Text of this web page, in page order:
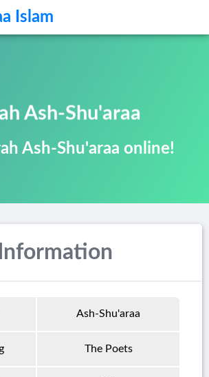
Islam
Ash-Shu'araa
Ash-Shu'araa online!
Information
Ash-Shu'araa
The Poets